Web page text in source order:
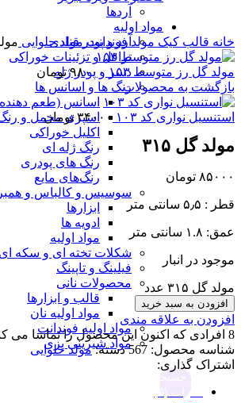
آردها
مواد اولیه
آرد و پودر قنادی
ترافل و تزئینات خوراکی
دسر و پودر ژله
رنگ ها و اسانس ها
اسانس (طعم
اسپری مخمل و
اکلیل خوراکی
رنگ ژله ای
رنگ های پودری
رنگ‌های مایع
سوسیس و کالباس و
ابزارها
ادویه ها
مواد اولیه
شکلات تخته ای و سکه ای
فیلینگ و تاپینگ
محصولات نانی
قالب و ابزارها
مواد اولیه نان
مواد اولیه فوندانت
مواد شیرینی پزی
خانه قالب کیک مولد فوندانت مولد حلوایی
مولد گل رز متوسط ۱۵۳ ۹۸۰۰۰ تومان
بازگشت به محصولات
استنسیل نواری کد ۱۰۳ ۳۴۰۰۰ تومان
مولد گل ۳۱۵
۸۵۰۰۰ تومان
قطر : ۵٫۵ سانتی متر
عمق: ۱.۸ سانتی متر
موجود در انبار
مولد گل ۳۱۵ عدد
افزودن به سبد خرید
افزودن به علاقه مندی
8 افرادی که اکنون این محصول را تماشا می
شناسه محصول: 567 دسته: مولد حلوایی
اشتراک گذاری: